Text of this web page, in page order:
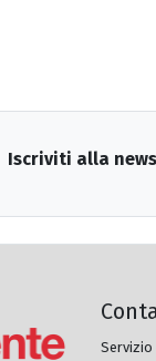
Iscriviti alla
Servizio